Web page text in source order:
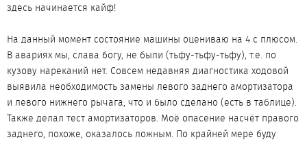
здесь начинается кайф!
На данный момент состояние машины оцениваю на 4 с плюсом.
В авариях мы, слава богу, не были (тьфу-тьфу-тьфу), т.е. по
кузову нареканий нет. Совсем недавняя диагностика ходовой
выявила необходимость замены левого заднего амортизатора
и левого нижнего рычага, что и было сделано (есть в таблице).
Также делал тест амортизаторов. Моё опасение насчёт правого
заднего, похоже, оказалось ложным. По крайней мере буду